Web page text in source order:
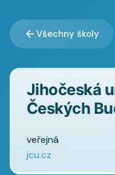
Všechny školy
Jihočeská
Českých
veřejná
jcu.cz